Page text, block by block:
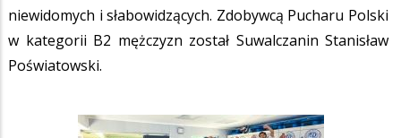
niewidomych i słabowidzących. Zdobywcą Pucharu Polski
w kategorii B2 mężczyzn został Suwalczanin Stanisław
Poświatowski.